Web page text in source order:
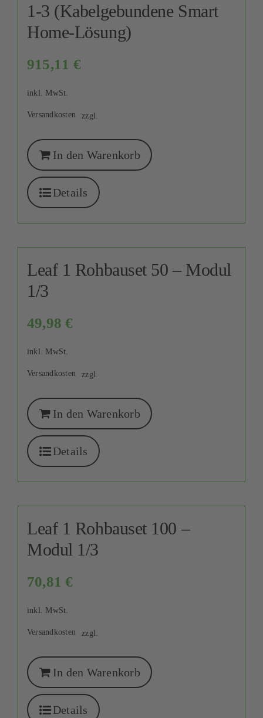
1-3 (Kabelgebundene Smart
Home-Lösung)
915,11 €
inkl. MwSt.
zzgl.
Versandkosten
In den Warenkorb
Details
Leaf 1 Rohbauset 50 – Modul
1/3
49,98€
inkl. MwSt.
zzgl.
Versandkosten
In den Warenkorb
Details
Leaf 1 Rohbauset 100 –
Modul 1/3
70,81€
inkl. MwSt.
zzgl.
Versandkosten
In den Warenkorb
Details